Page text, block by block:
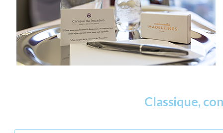
Classique,